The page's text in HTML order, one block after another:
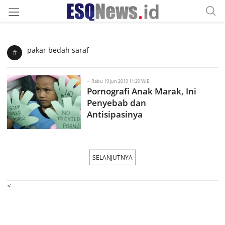
# pakar bedah saraf
- Rabu 19 Jun 2019 11:29 WIB
Pornografi Anak Marak, Ini
Penyebab dan
Antisipasinya
SELANJUTNYA
<